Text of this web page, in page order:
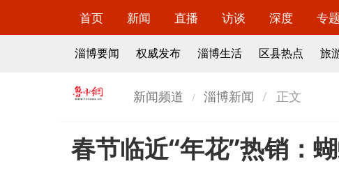
首页 新闻 直播 访谈 深度 专题
淄博要闻 权威发布 淄博生活 区县热点 旅
新闻频道 淄博新闻 正文
春节临近“年花”热销：